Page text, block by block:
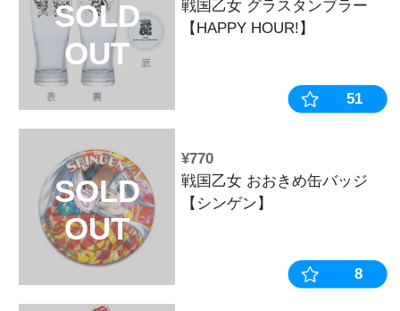
リコメンド商品
SOLD
OUT
¥2,310
【HAPPY